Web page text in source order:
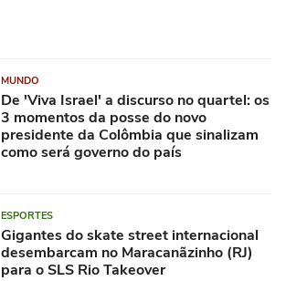
MUNDO
De 'Viva Israel' a discurso no quartel: os
3 momentos da posse do novo
presidente da Colômbia que sinalizam
como será governo do país
ESPORTES
Gigantes do skate street internacional
desembarcam no Maracanãzinho (RJ)
para o SLS Rio Takeover